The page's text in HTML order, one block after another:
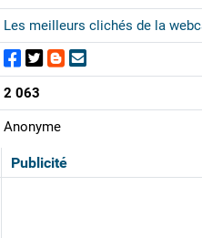
Les meilleurs clichés de la
2 063
Anonyme
Publicité